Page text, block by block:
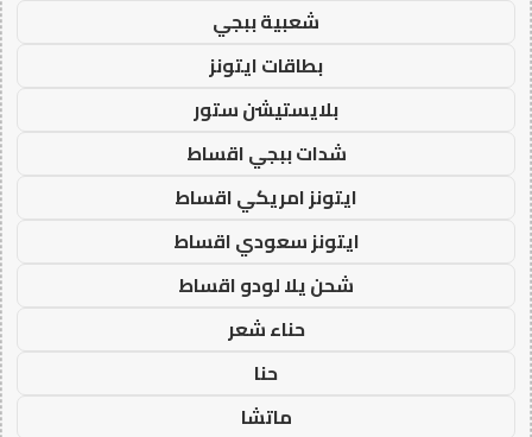
شعبية ببجي
بطاقات ايتونز
بلايستيشن ستور
شدات ببجي اقساط
ايتونز امريكي اقساط
ايتونز سعودي اقساط
شحن يلا لودو اقساط
حناء شعر
حنا
ماتشا